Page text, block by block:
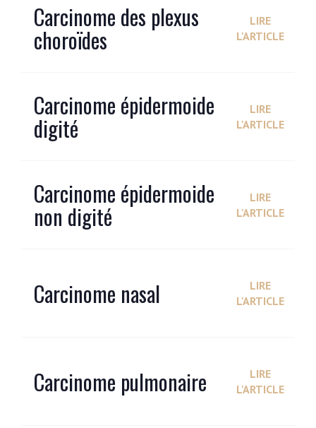
Carcinome des plexus
choroïdes
LIRE
L'ARTICLE
Carcinome épidermoide
digité
LIRE
L'ARTICLE
Carcinome épidermoide
non digité
LIRE
L'ARTICLE
Carcinome nasal
LIRE
L'ARTICLE
Carcinome pulmonaire
LIRE
L'ARTICLE